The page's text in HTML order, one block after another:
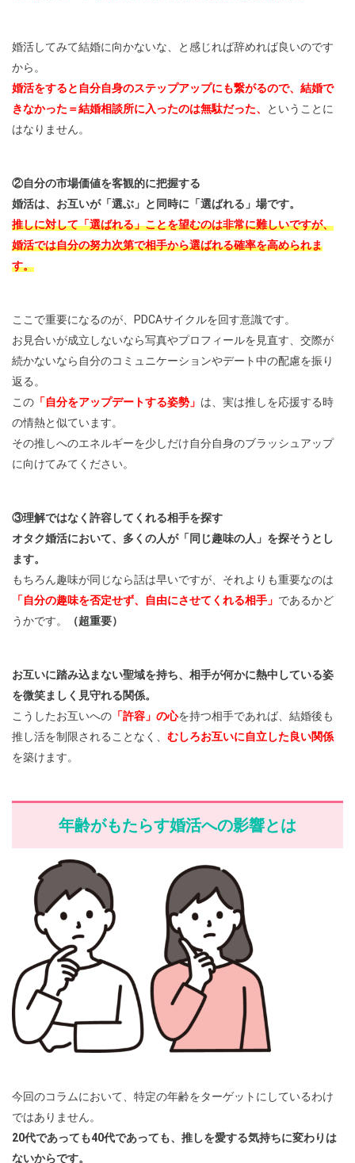
婚活してみて結婚に向かないな、と感じれば辞めれば良いのです
から。
婚活をすると自分自身のステップアップにも繋がるので、結婚で
きなかった＝結婚相談所に入ったのは無駄だった、
ということに
はなりません。
②自分の市場価値を客観的に把握する
婚活は、お互いが「選ぶ」と同時に「選ばれる」場です。
推しに対して「選ばれる」ことを望むのは非常に難しいですが、
婚活では自分の努力次第で相手から選ばれる確率を高められま
す。
ここで重要になるのが、PDCAサイクルを回す意識です。
お見合いが成立しないなら写真やプロフィールを見直す、交際が
続かないなら自分のコミュニケーションやデート中の配慮を振り
返る。
この 「自分をアップデートする姿勢」 は、実は推しを応援する時
の情熱と似ています。
その推しへのエネルギーを少しだけ自分自身のブラッシュアップ
に向けてみてください。
③理解ではなく許容してくれる相手を探す
オタク婚活において、多くの人が「同じ趣味の人」を探そうとし
ます。
もちろん趣味が同じなら話は早いですが、それよりも重要なのは
「自分の趣味を否定せず、自由にさせてくれる相手」 であるかど
うかです。
（超重要）
お互いに踏み込まない聖域を持ち、相手が何かに熱中している姿
を微笑ましく見守れる関係。
こうしたお互いへの 「許容」の心を持つ相手であれば、結婚後も
推し活を制限されることなく、 むしろお互いに自立した良い関係
を築けます。
年齢がもたらす婚活への影響とは
今回のコラムにおいて、特定の年齢をターゲットにしているわけ
ではありません。
20代であっても40代であっても、推しを愛する気持ちに変わりは
ないからです。